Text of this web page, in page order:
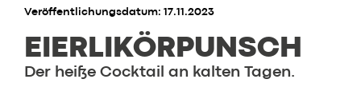
Insider.BLOG
Veröffentlichungsdatum: 17.11.2023
EIERLIKÖR­PUNSCH
Der heiße Cocktail an kalten Tagen.